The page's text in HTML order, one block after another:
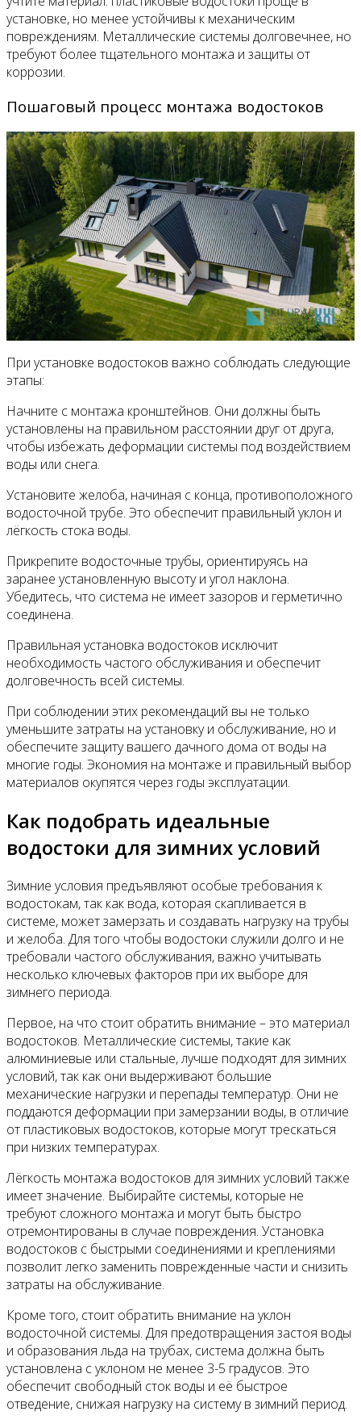
установке, но менее устойчивы к механическим
повреждениям. Металлические системы долговечнее, но
требуют более тщательного монтажа и защиты от
коррозии.
Пошаговый процесс монтажа водостоков
При установке водостоков важно соблюдать следующие
этапы:
Начните с монтажа кронштейнов. Они должны быть
установлены на правильном расстоянии друг от друга,
чтобы избежать деформации системы под воздействием
воды или снега.
Установите желоба, начиная с конца, противоположного
водосточной трубе. Это обеспечит правильный уклон и
лёгкость стока воды.
Прикрепите водосточные трубы, ориентируясь на
заранее установленную высоту и угол наклона.
Убедитесь, что система не имеет зазоров и герметично
соединена.
Правильная установка водостоков исключит
необходимость частого обслуживания и обеспечит
долговечность всей системы.
При соблюдении этих рекомендаций вы не только
уменьшите затраты на установку и обслуживание, но и
обеспечите защиту вашего дачного дома от воды на
многие годы. Экономия на монтаже и правильный выбор
материалов окупятся через годы эксплуатации.
Как подобрать идеальные
водостоки для зимних условий
Зимние условия предъявляют особые требования к
водостокам, так как вода, которая скапливается в
системе, может замерзать и создавать нагрузку на трубы
и желоба. Для того чтобы водостоки служили долго и не
требовали частого обслуживания, важно учитывать
несколько ключевых факторов при их выборе для
зимнего периода.
Первое, на что стоит обратить внимание – это материал
водостоков. Металлические системы, такие как
алюминиевые или стальные, лучше подходят для зимних
условий, так как они выдерживают большие
механические нагрузки и перепады температур. Они не
поддаются деформации при замерзании воды, в отличие
от пластиковых водостоков, которые могут трескаться
при низких температурах.
Лёгкость монтажа водостоков для зимних условий также
имеет значение. Выбирайте системы, которые не
требуют сложного монтажа и могут быть быстро
отремонтированы в случае повреждения. Установка
водостоков с быстрыми соединениями и креплениями
позволит легко заменить поврежденные части и снизить
затраты на обслуживание.
Кроме того, стоит обратить внимание на уклон
водосточной системы. Для предотвращения застоя воды
и образования льда на трубах, система должна быть
установлена с уклоном не менее 3-5 градусов. Это
обеспечит свободный сток воды и её быстрое
отведение, снижая нагрузку на систему в зимний период.